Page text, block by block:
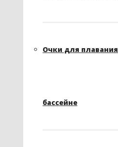
Очки для плавания
бассейне